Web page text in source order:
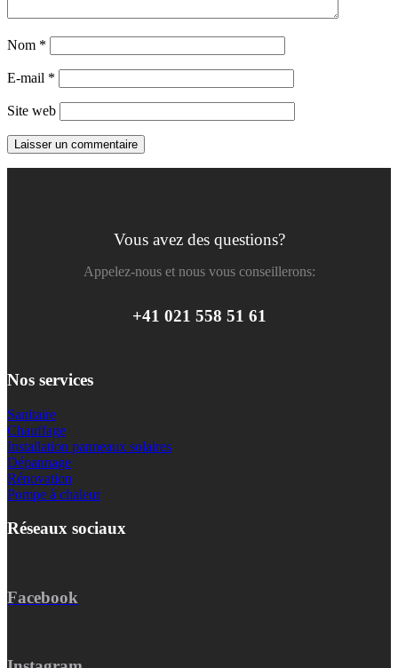
Nom *
E-mail *
Site web
Vous avez des questions?
Appelez-nous et nous vous conseillerons:
+41 021 558 51 61
Nos services
Sanitaire
Chauffage
Installation panneaux solaires
Dépannage
Rénovation
Pompe à chaleur
Réseaux sociaux
Facebook